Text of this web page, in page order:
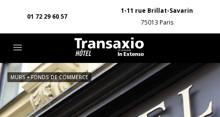
01 72 29 60 57
1-11 rue Brillat-Savarin
75013 Paris
MURS + FONDS DE COMMERCE